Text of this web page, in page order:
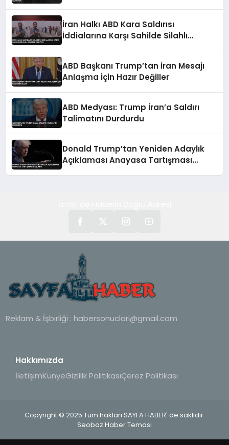
İran Halkı ABD Kara Saldırısı
İddialarına Karşı Sahilde Silahlı
ABD Başkanı Trump’tan İran Mesajı
Anlaşma İçin Hazır Değiller
ABD Medyası: Trump İran’a Saldırı
Talimatını Durdurdu
Donald Trump’tan Yeniden Adaylık
Açıklaması Anayasa Tartışması
Reklam & İşbirliği : habersonuclari@gmail.com
Hakkımızda
İletişimKünyeGizlilik PolitikasıÇerez Politikası
Copyright © 2025 Tüm hakları SAYFA HABER' de saklıdır.
Seobaz Haber Teması